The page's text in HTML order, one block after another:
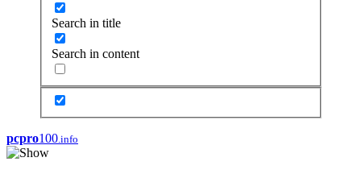
Search in title
Search in content
pcpro100.info